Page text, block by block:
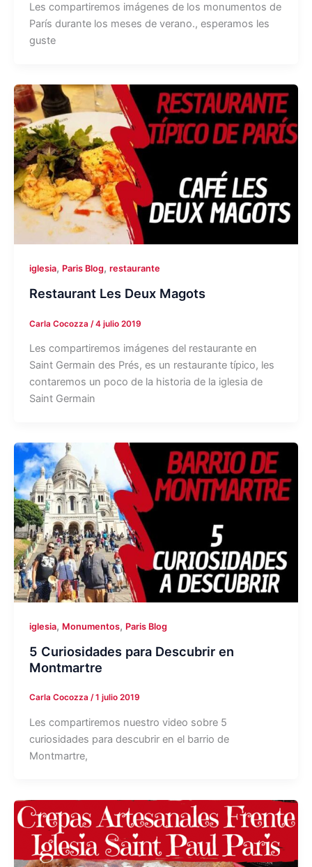
Les compartiremos imágenes de los monumentos de
París durante los meses de verano., esperamos les
guste
iglesia, Paris Blog, restaurante
Restaurant Les Deux Magots
Carla Cocozza /4 julio 2019
Les compartiremos imágenes del restaurante en
Saint Germain des Prés, es un restaurante típico, les
contaremos un poco de la historia de la iglesia de
Saint Germain
iglesia, Monumentos, Paris Blog
5 Curiosidades para Descubrir en
Montmartre
Carla Cocozza /1 julio 2019
Les compartiremos nuestro video sobre 5
curiosidades para descubrir en el barrio de
Montmartre,